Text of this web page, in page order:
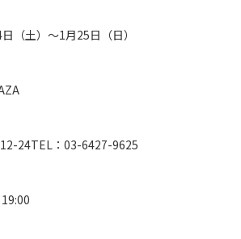
（土）〜1月25日（日）
24TEL： 03-6427-9625